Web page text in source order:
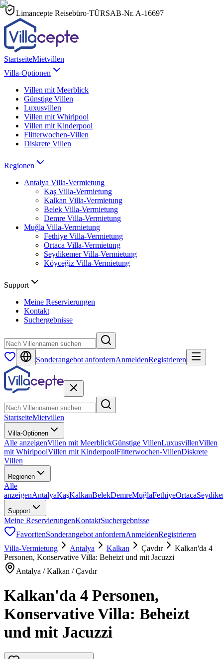
Limancepte Reisebüro·TÜRSAB-Nr. A-16697
StartseiteMietvillen
Villa-Optionen
Villen mit Meerblick
Günstige Villen
Luxusvillen
Villen mit Whirlpool
Villen mit Kinderpool
Flitterwochen-Villen
Diskrete Villen
Regionen
Antalya Villa-Vermietung
Kaş Villa-Vermietung
Kalkan Villa-Vermietung
Belek Villa-Vermietung
Demre Villa-Vermietung
Muğla Villa-Vermietung
Fethiye Villa-Vermietung
Ortaca Villa-Vermietung
Seydikemer Villa-Vermietung
Köyceğiz Villa-Vermietung
Support
Meine Reservierungen
Kontakt
Suchergebnisse
Sonderangebot anfordernAnmeldenRegistrieren
StartseiteMietvillen
Villa-Optionen
Alle anzeigenVillen mit MeerblickGünstige VillenLuxusvillenVillen
mit WhirlpoolVillen mit KinderpoolFlitterwochen-VillenDiskrete
Villen
Regionen
Alle
anzeigenAntalyaKaşKalkanBelekDemreMuğlaFethiyeOrtaca
Support
Meine ReservierungenKontaktSuchergebnisse
FavoritenSonderangebot anfordernAnmeldenRegistrieren
Villa-Vermietung
Antalya Kalkan Çavdır
Kalkan'da 4
Personen, Konservative Villa: Beheizt und mit Jacuzzi
Antalya / Kalkan / Çavdır
Kalkan'da 4 Personen,
Konservative Villa: Beheizt
und mit Jacuzzi